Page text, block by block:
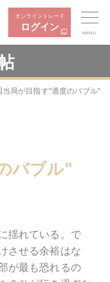
オンライントレード
ログイン
MENU
当局が目指す"適度のバブル"
バブル"
揺れている。で
させる余裕はな
が最も恐れるの